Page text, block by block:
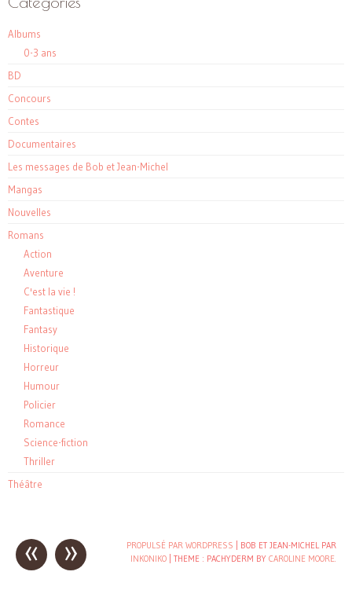
Albums
0-3 ans
BD
Concours
Contes
Documentaires
Les messages de Bob et Jean-Michel
Mangas
Nouvelles
Romans
Action
Aventure
C'est la vie !
Fantastique
Fantasy
Historique
Horreur
Humour
Policier
Romance
Science-fiction
Thriller
Théâtre
Post
navigation
« » PROPULSÉ PAR WORDPRESS
| BOB ET JEAN-MICHEL PAR
INKONIKO
THEME : PACHYDERM BY CAROLINE MOORE